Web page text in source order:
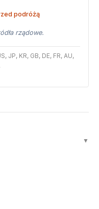
podróżą
rządowe.
KR, GB, DE, FR, AU,
▼